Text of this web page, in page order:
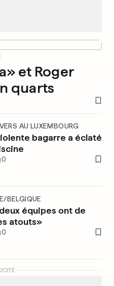
et Roger
quarts
AU LUXEMBOURG
bagarre a éclaté
0
BELGIQUE
équipes ont de
atouts»
0